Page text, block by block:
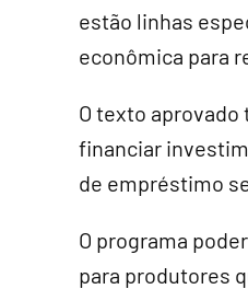
estão linhas
econômica para
O texto
financiar
de empréstimo
O programa
para produtores